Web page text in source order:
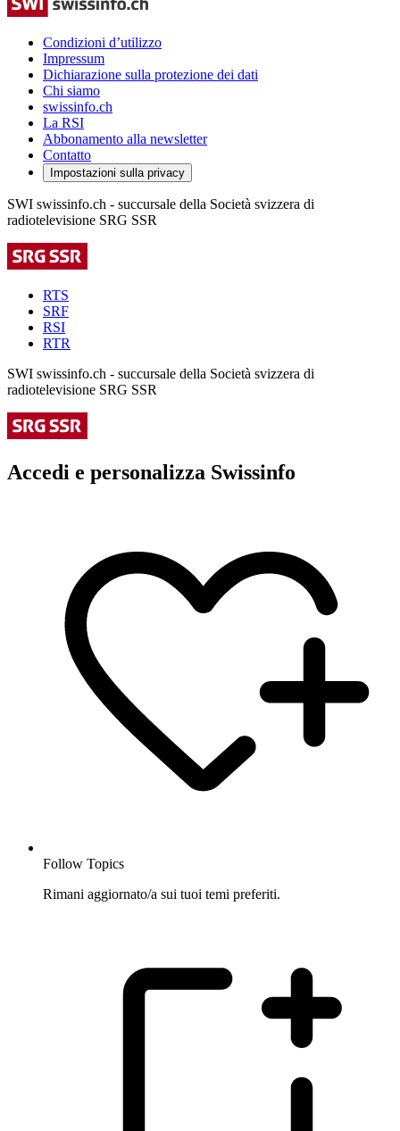
Condizioni d’utilizzo
Impressum
Dichiarazione sulla protezione dei dati
Chi siamo
swissinfo.ch
La RSI
Abbonamento alla newsletter
Contatto
Impostazioni sulla privacy
SWI swissinfo.ch - succursale della Società svizzera di
radiotelevisione SRG SSR
RTS
SRF
RSI
RTR
SWI swissinfo.ch - succursale della Società svizzera di
radiotelevisione SRG SSR
Accedi e personalizza Swissinfo
Follow Topics
Rimani aggiornato/a sui tuoi temi preferiti.